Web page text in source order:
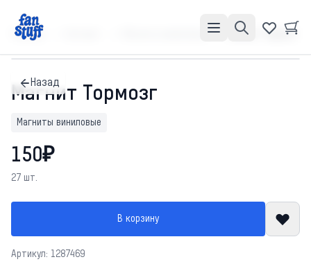
Главная Магнит Тормозг
Назад
Магнит Тормозг
Магниты виниловые
150₽
27 шт.
В корзину
Артикул: 1287469